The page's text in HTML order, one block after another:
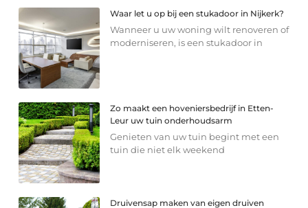
Waar let u op bij een stukadoor in Nijkerk?
Wanneer u uw woning wilt renoveren of
moderniseren, is een stukadoor in
Zo maakt een hoveniersbedrijf in Etten-
Leur uw tuin onderhoudsarm
Genieten van uw tuin begint met een
tuin die niet elk weekend
Druivensap maken van eigen druiven